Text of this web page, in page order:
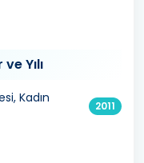
Yılı
Kadın
2011